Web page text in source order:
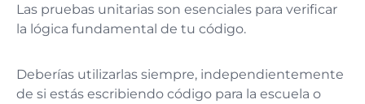
Las pruebas unitarias son esenciales para verificar
la lógica fundamental de tu código.
Deberías utilizarlas siempre, independientemente
de si estás escribiendo código para la escuela o